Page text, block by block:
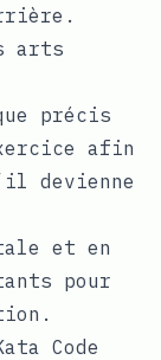
arts
précis
afin
devienne
et en
pour
Code